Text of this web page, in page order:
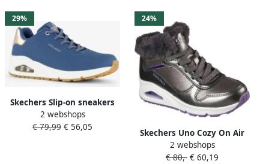
29%
Skechers Slip-on sneakers
UNO SHIMMER AWAY Slipper
vrijetijdsschoen plateau
2 webshops
€ 79,99 € 56,05
24%
Skechers Uno Cozy On Air
Meisjes Sneakers Gunmetal
2 webshops
€ 80,- € 60,19